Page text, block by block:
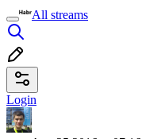
All streams
Login